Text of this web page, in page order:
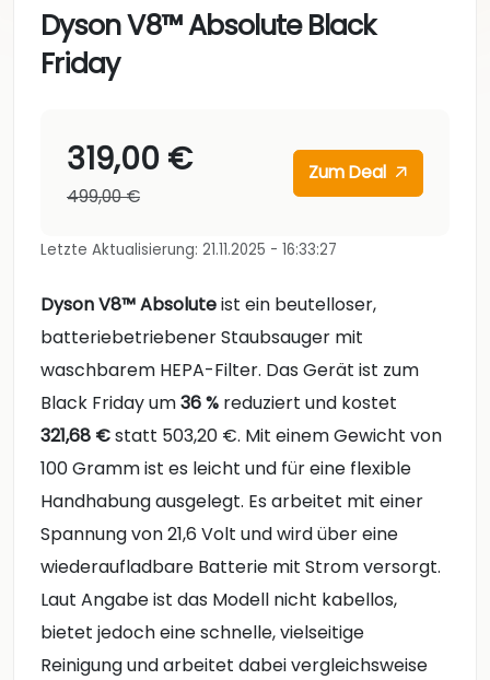
Dyson V8™ Absolute Black
Friday
319,00 €
499,00 €
Zum Deal
Letzte Aktualisierung: 21.11.2025 - 16:33:27
Dyson V8™ Absoluteist ein beutelloser,
batteriebetriebener Staubsauger mit
waschbarem HEPA-Filter. Das Gerät ist zum
Black Friday um36 % reduziert und kostet
321,68 €statt 503,20 €. Mit einem Gewicht von
100 Gramm ist es leicht und für eine flexible
Handhabung ausgelegt. Es arbeitet mit einer
Spannung von 21,6 Volt und wird über eine
wiederaufladbare Batterie mit Strom versorgt.
Laut Angabe ist das Modell nicht kabellos,
bietet jedoch eine schnelle, vielseitige
Reinigung und arbeitet dabei vergleichsweise